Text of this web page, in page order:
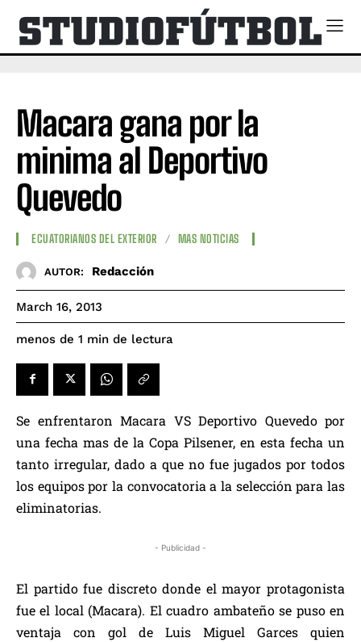
Macara gana por la
minima al Deportivo
Quevedo
ECUATORIANOS DEL EXTERIOR MAS NOTICIAS
AUTOR: Redacción
March 16, 2013
menos de 1 min de lectura
Se enfrentaron Macara VS Deportivo Quevedo por
una fecha mas de la Copa Pilsener, en esta fecha un
tanto irregular, dado a que no fue jugados por todos
los equipos por la convocatoria a la selección para las
eliminatorias.
- Publicidad -
El partido fue discreto donde el mayor protagonista
fue el local (Macara). El cuadro ambateño se puso en
ventaja con gol de Luis Miguel Garces quien